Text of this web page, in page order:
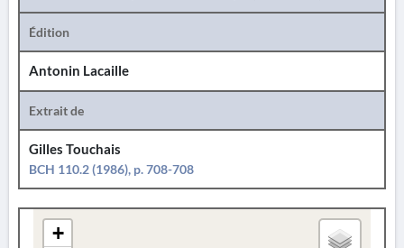
Édition
Antonin Lacaille
Extrait de
Gilles Touchais
BCH 110.2 (1986), p. 708-708
+